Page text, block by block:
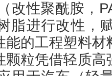
改性聚酰胺，
脂进行改性，
能的工程塑料
颗粒凭借轻质